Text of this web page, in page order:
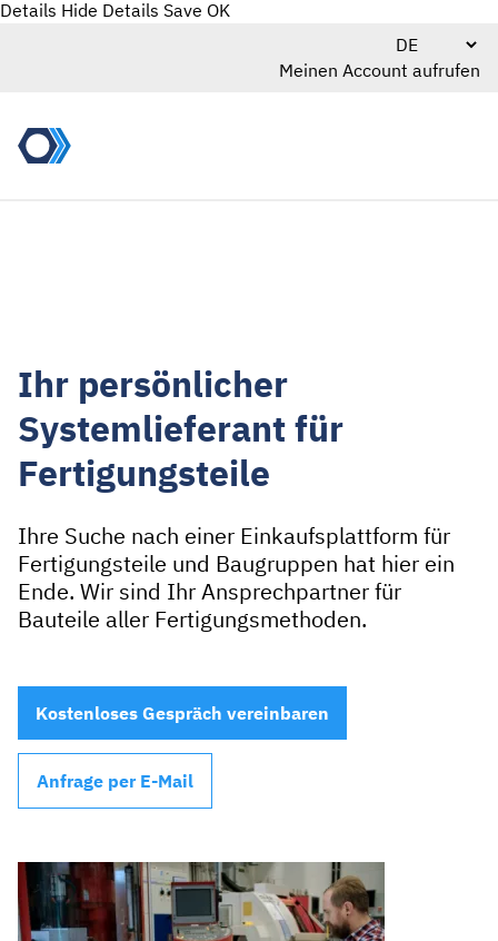
Details Hide Details Save OK
Meinen Account aufrufen
Ihr persönlicher
Systemlieferant für
Fertigungs­teile
Ihre Suche nach einer Einkaufsplattform für
Fertigungsteile und Baugruppen hat hier ein
Ende. Wir sind Ihr Ansprechpartner für
Bauteile aller Fertigungsmethoden.
Kostenloses Gespräch vereinbaren
Anfrage per E-Mail